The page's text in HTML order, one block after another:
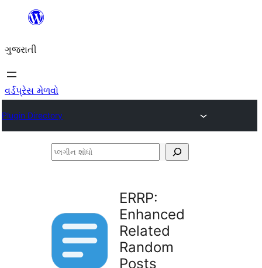
કંટેન્ટ(લખાણ)
જાઓ
ગુજરાતી
વર્ડપ્રેસ મેળવો
Plugin Directory
પ્લગીન
ERRP:
Enhanced
Related
Random
Posts